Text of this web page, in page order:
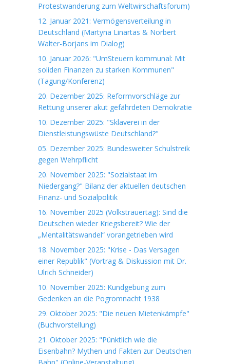
Protestwanderung zum Weltwirschaftsforum)
12. Januar 2021: Vermögensverteilung in
Deutschland (Martyna Linartas & Norbert
Walter-Borjans im Dialog)
10. Januar 2026: "UmSteuern kommunal: Mit
soliden Finanzen zu starken Kommunen"
(Tagung/Konferenz)
20. Dezember 2025: Reformvorschläge zur
Rettung unserer akut gefährdeten Demokratie
10. Dezember 2025: "Sklaverei in der
Dienstleistungswüste Deutschland?"
05. Dezember 2025: Bundesweiter Schulstreik
gegen Wehrpflicht
20. November 2025: "Sozialstaat im
Niedergang?" Bilanz der aktuellen deutschen
Finanz- und Sozialpolitik
16. November 2025 (Volkstrauertag): Sind die
Deutschen wieder Kriegsbereit? Wie der
„Mentalitätswandel“ vorangetrieben wird
18. November 2025: "Krise - Das Versagen
einer Republik" (Vortrag & Diskussion mit Dr.
Ulrich Schneider)
10. November 2025: Kundgebung zum
Gedenken an die Pogromnacht 1938
29. Oktober 2025: "Die neuen Mietenkämpfe"
(Buchvorstellung)
21. Oktober 2025: "Pünktlich wie die
Eisenbahn? Mythen und Fakten zur Deutschen